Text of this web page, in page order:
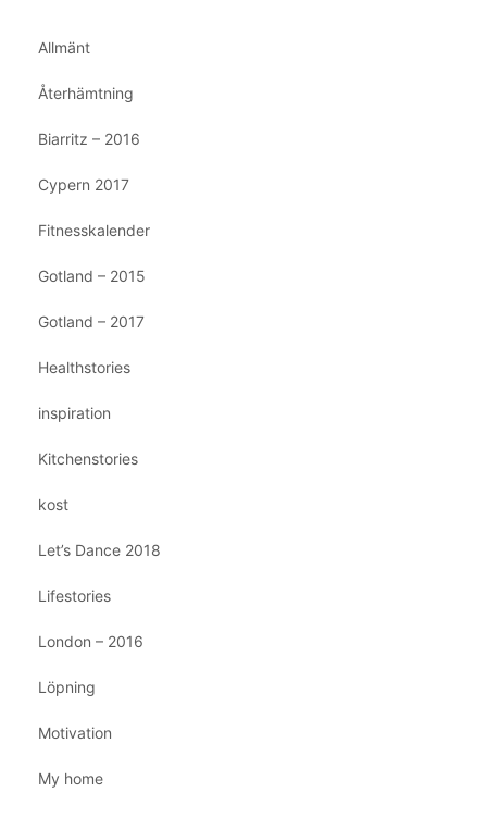
Allmänt
Återhämtning
Biarritz – 2016
Cypern 2017
Fitnesskalender
Gotland – 2015
Gotland – 2017
Healthstories
inspiration
Kitchenstories
kost
Let’s Dance 2018
Lifestories
London – 2016
Löpning
Motivation
My home